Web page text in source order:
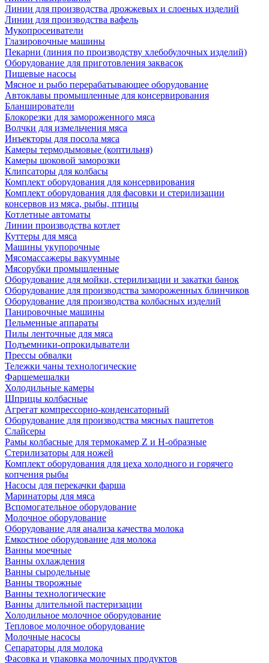
Линии для производства дрожжевых и слоеных изделий
Линии для производства вафель
Мукопросеиватели
Глазировочные машины
Пекарни (линия по производству хлебобулочных изделий)
Оборудование для приготовления заквасок
Пищевые насосы
Мясное и рыбо перерабатывающее оборудование
Автоклавы промышленные для консервирования
Бланширователи
Блокорезки для замороженного мяса
Волчки для измельчения мяса
Инъекторы для посола мяса
Камеры термодымовые (коптильня)
Камеры шоковой заморозки
Клипсаторы для колбасы
Комплект оборудования для консервирования
Комплект оборудования для фасовки и стерилизации
консервов из мяса, рыбы, птицы
Котлетные автоматы
Линии производства котлет
Куттеры для мяса
Машины укупорочные
Мясомассажеры вакуумные
Мясорубки промышленные
Оборудование для мойки, стерилизации и закатки банок
Оборудование для производства замороженных блинчиков
Оборудование для производства колбасных изделий
Панировочные машины
Пельменные аппараты
Пилы ленточные для мяса
Подъемники-опрокидыватели
Прессы обвалки
Тележки чаны технологические
Фаршемешалки
Холодильные камеры
Шприцы колбасные
Агрегат компрессорно-конденсаторный
Оборудование для производства мясных паштетов
Слайсеры
Рамы колбасные для термокамер Z и H-образные
Стерилизаторы для ножей
Комплект оборудования для цеха холодного и горячего
копчения рыбы
Насосы для перекачки фарша
Маринаторы для мяса
Вспомогательное оборудование
Молочное оборудование
Оборудование для анализа качества молока
Емкостное оборудование для молока
Ванны моечные
Ванны охлаждения
Ванны сыродельные
Ванны творожные
Ванны технологические
Ванны длительной пастеризации
Холодильное молочное оборудование
Тепловое молочное оборудование
Молочные насосы
Сепараторы для молока
Фасовка и упаковка молочных продуктов